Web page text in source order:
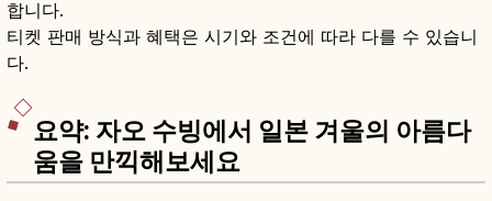
합니다.
티켓 판매 방식과 혜택은 시기와 조건에 따라 다를 수 있습니
다.
요약: 자오 수빙에서 일본 겨울의 아름다
움을 만끽해보세요